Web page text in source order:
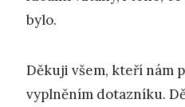
bylo.
Děkuji všem, kteří nám
vyplněním dotazníku.